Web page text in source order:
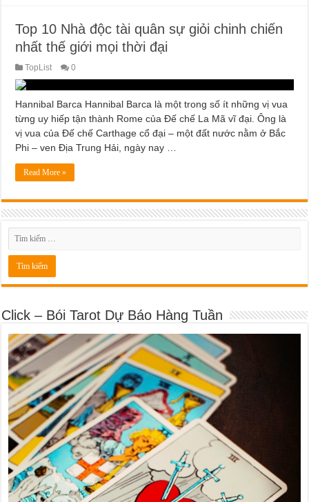
Top 10 Nhà độc tài quân sự giỏi chinh chiến
nhất thế giới mọi thời đại
TopList 0
Hannibal Barca Hannibal Barca là một trong số ít những vị vua
từng uy hiếp tận thành Rome của Đế chế La Mã vĩ đại. Ông là
vị vua của Đế chế Carthage cổ đại – một đất nước nằm ở Bắc
Phi – ven Địa Trung Hải, ngày nay …
Read More »
Click – Bói Tarot Dự Báo Hàng Tuần